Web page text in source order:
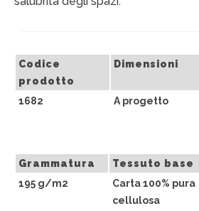
Codice
prodotto
Dimensioni
1682 A progetto
Grammatura Tessuto base
195 g/m2
Carta 100% pura
cellulosa